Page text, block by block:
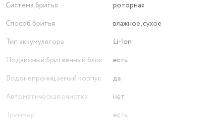
Система бритья
роторная
Способ бритья
влажное, сухое
Тип аккумулятора
Li-Ion
Подвижный бритвенный блок
есть
Водонепроницаемый корпус
да
Автоматическая очистка
нет
Триммер
есть